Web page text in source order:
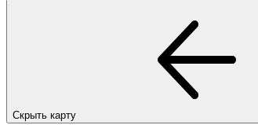
Скрыть карту